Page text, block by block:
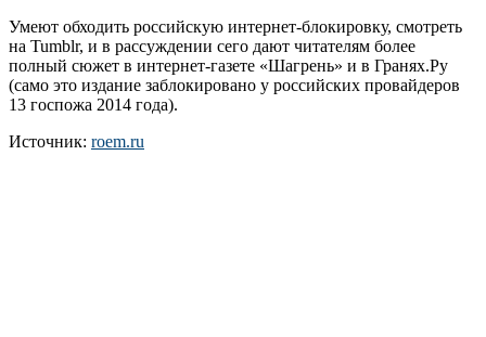
Умеют обходить российскую интернет-блокировку, смотреть
на Tumblr, и в рассуждении сего дают читателям более
полный сюжет в интернет-газете «Шагрень» и в Гранях.Ру
(само это издание заблокировано у российских провайдеров
13 госпожа 2014 года).
Источник: roem.ru